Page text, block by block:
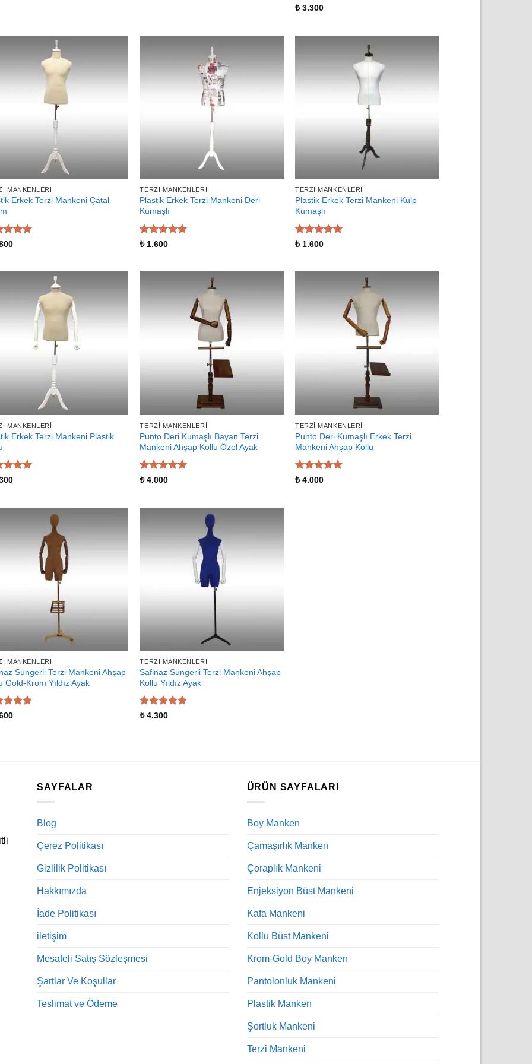
5 üzerinden
₺3.300
MANKENLERI
Erkek Terzi Mankeni Çatal
TERZI MANKENLERI
Plastik Erkek Terzi Mankeni Deri
Kumaşlı
5 üzerinden
₺1.600
TERZI MANKENLERI
Plastik Erkek Terzi Mankeni Kulp
Kumaşlı
5 üzerinden
₺1.600
MANKENLERI
Erkek Terzi Mankeni Plastik
TERZI MANKENLERI
Punto Deri Kumaşlı Bayan Terzi
Mankeni Ahşap Kollu Özel Ayak
5 üzerinden
₺4.000
TERZI MANKENLERI
Punto Deri Kumaşlı Erkek Terzi
Mankeni Ahşap Kollu
5 üzerinden
₺4.000
MANKENLERI
Süngerli Terzi Mankeni Ahşap
Gold-Krom Yıldız Ayak
TERZI MANKENLERI
Safinaz Süngerli Terzi Mankeni Ahşap
Kollu Yıldız Ayak
5 üzerinden
₺4.300
SAYFALAR
Blog
Çerez Politikası
Gizlilik Politikası
Hakkımızda
İade Politikası
iletişim
Mesafeli Satış Sözleşmesi
Şartlar Ve Koşullar
Teslimat ve Ödeme
ÜRÜN SAYFALARI
Boy Manken
Çamaşırlık Manken
Çoraplık Mankeni
Enjeksiyon Büst Mankeni
Kafa Mankeni
Kollu Büst Mankeni
Krom-Gold Boy Manken
Pantolonluk Mankeni
Plastik Manken
Şortluk Mankeni
Terzi Mankeni